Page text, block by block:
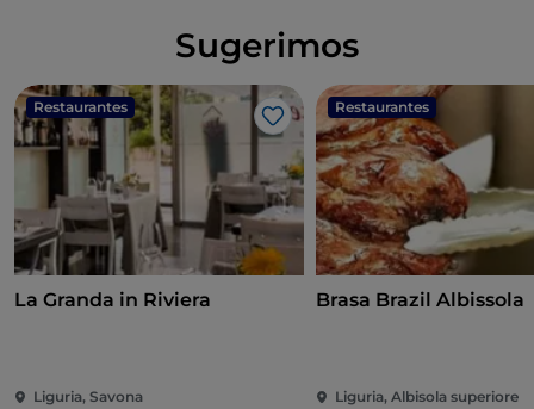
Sugerimos
Restaurantes
Me gusta
La Granda in Riviera
Liguria, Savona
Restaurantes
Brasa Brazil Albissola
Liguria, Albisola superiore